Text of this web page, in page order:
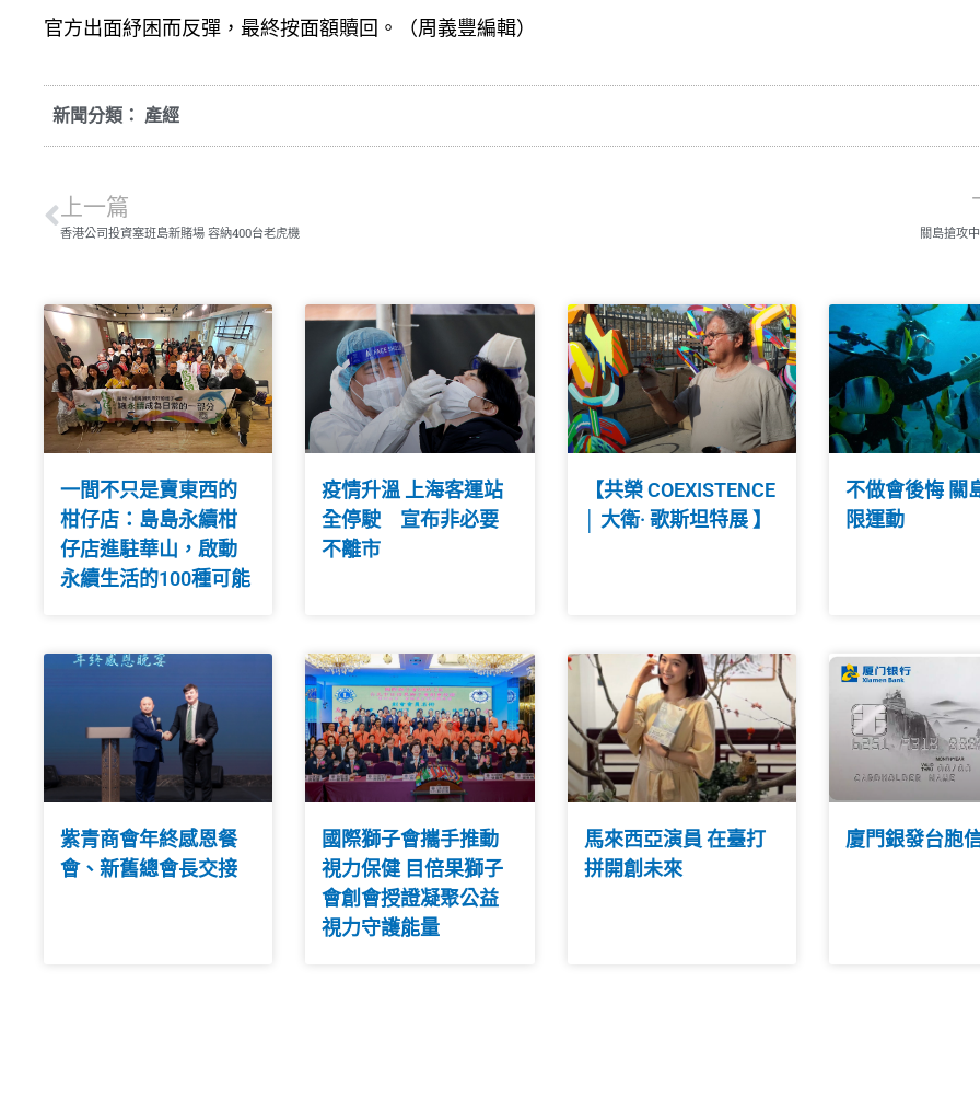
官方出面紓困而反彈，最終按面額贖回。（周義豐編輯）
新聞分類： 產經
上一篇
香港公司投資塞班島新賭場 容納400台老虎機 關島搶攻
一間不只是賣東西的
柑仔店：島島永續柑
仔店進駐華山，啟動
永續生活的100種可能
疫情升溫 上海客運站
全停駛 宣布非必要
不離市
【共榮 COEXISTENCE
│ 大衛· 歌斯坦特展 】
不做會後悔 關
限運動
紫青商會年終感恩餐
會、新舊總會長交接
國際獅子會攜手推動
視力保健 目倍果獅子
會創會授證凝聚公益
視力守護能量
馬來西亞演員 在臺打
拼開創未來
廈門銀發台胞